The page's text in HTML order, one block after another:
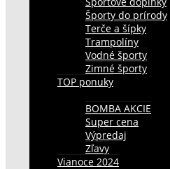
Športy do prírody
Terče a šípky
Trampolíny
Vodné športy
Zimné športy
TOP ponuky
BOMBA AKCIE
Super cena
Výpredaj
Zľavy
Vianoce 2024